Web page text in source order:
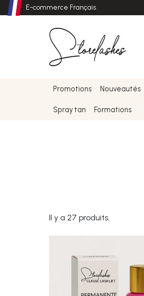
E-commerce Français
Promotions Nouveautés
Spray tan Formations
Il y a 27 produits.